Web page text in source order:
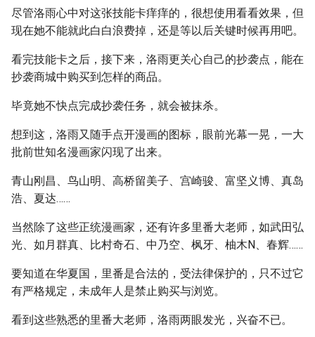
尽管洛雨心中对这张技能卡痒痒的，很想使用看看效果，但
现在她不能就此白白浪费掉，还是等以后关键时候再用吧。
看完技能卡之后，接下来，洛雨更关心自己的抄袭点，能在
抄袭商城中购买到怎样的商品。
毕竟她不快点完成抄袭任务，就会被抹杀。
想到这，洛雨又随手点开漫画的图标，眼前光幕一晃，一大
批前世知名漫画家闪现了出来。
青山刚昌、鸟山明、高桥留美子、宫崎骏、富坚义博、真岛
浩、夏达……
当然除了这些正统漫画家，还有许多里番大老师，如武田弘
光、如月群真、比村奇石、中乃空、枫牙、柚木N、春辉……
要知道在华夏国，里番是合法的，受法律保护的，只不过它
有严格规定，未成年人是禁止购买与浏览。
看到这些熟悉的里番大老师，洛雨两眼发光，兴奋不已。